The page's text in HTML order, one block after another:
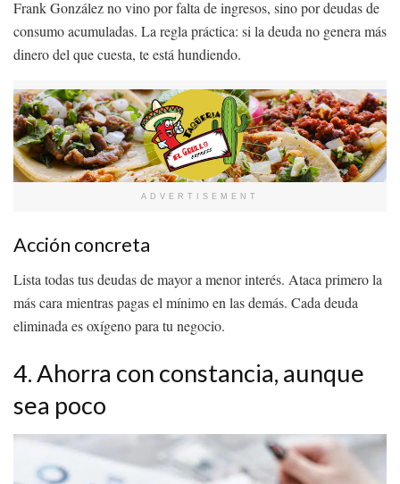
Frank González no vino por falta de ingresos, sino por deudas de
consumo acumuladas. La regla práctica: si la deuda no genera más
dinero del que cuesta, te está hundiendo.
ADVERTISEMENT
Acción concreta
Lista todas tus deudas de mayor a menor interés. Ataca primero la
más cara mientras pagas el mínimo en las demás. Cada deuda
eliminada es oxígeno para tu negocio.
4. Ahorra con constancia, aunque
sea poco